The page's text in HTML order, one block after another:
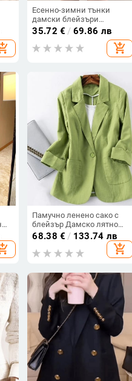
Есенно-зимни тънки
дамски блейзъри
Шикозен ежедневен офис
дамски костюм
Едноцветно модно палто
Луксозен женски блейзър
35.72 € / 69.86 лв
add_shopping_cart
Памучно ленено сако с
блейзър Дамско лятно
връхно облекло
Висококачествено плътно
блейзър с едно копче
Костюми с три четвърти
68.38 € / 133.74 лв
add_shopping_cart